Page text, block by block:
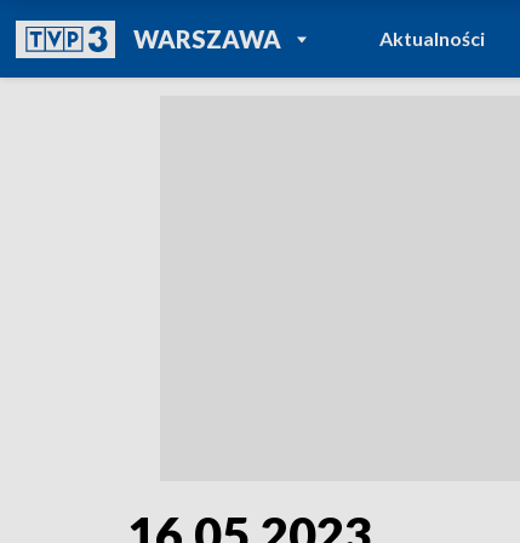
WARSZAWAPOWRÓT DO
TVP REGIONY
Aktualności